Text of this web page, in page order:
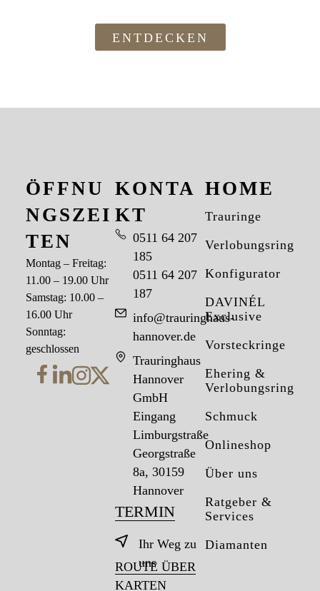
ENTDECKEN
HOME
Trauringe
Verlobungsringe
Konfigurator
DAVINÉL
Exclusive
Vorsteckringe
Ehering &
Verlobungsring
Schmuck
Onlineshop
Über uns
Ratgeber &
Services
Diamanten
KONTA
KT
0511 64 207
185
0511 64 207
187
info@trauringhaus-
hannover.de
Trauringhaus
Hannover
GmbH
Eingang
Limburgstraße
Georgstraße
8a, 30159
Hannover
TERMIN
Ihr Weg zu
uns
ROUTE ÜBER
KARTEN
ÖFFNU
NGSZEI
TEN
Montag – Freitag:
11.00 – 19.00 Uhr
Samstag: 10.00 –
16.00 Uhr
Sonntag:
geschlossen